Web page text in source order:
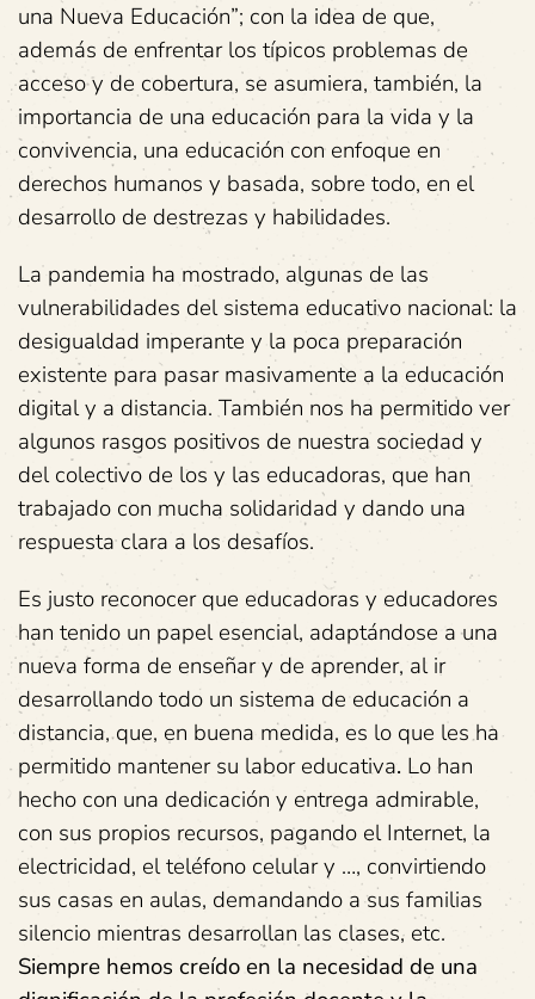
una Nueva Educación”; con la idea de que,
además de enfrentar los típicos problemas de
acceso y de cobertura, se asumiera, también, la
importancia de una educación para la vida y la
convivencia, una educación con enfoque en
derechos humanos y basada, sobre todo, en el
desarrollo de destrezas y habilidades.
La pandemia ha mostrado, algunas de las
vulnerabilidades del sistema educativo nacional: la
desigualdad imperante y la poca preparación
existente para pasar masivamente a la educación
digital y a distancia. También nos ha permitido ver
algunos rasgos positivos de nuestra sociedad y
del colectivo de los y las educadoras, que han
trabajado con mucha solidaridad y dando una
respuesta clara a los desafíos.
Es justo reconocer que educadoras y educadores
han tenido un papel esencial, adaptándose a una
nueva forma de enseñar y de aprender, al ir
desarrollando todo un sistema de educación a
distancia, que, en buena medida, es lo que les ha
permitido mantener su labor educativa. Lo han
hecho con una dedicación y entrega admirable,
con sus propios recursos, pagando el Internet, la
electricidad, el teléfono celular y …, convirtiendo
sus casas en aulas, demandando a sus familias
silencio mientras desarrollan las clases, etc.
Siempre hemos creído en la necesidad de una